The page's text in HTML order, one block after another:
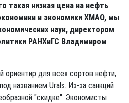
такая низкая цена на нефть
и экономики ХМАО, мы
наук, директором
РАНХиГС Владимиром
ориентир для всех сортов нефти,
названием Urals. Из-за санкций
"скидке". Экономисты